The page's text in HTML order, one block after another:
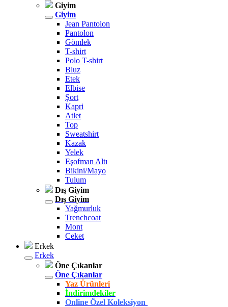
Giyim
Giyim
Jean Pantolon
Pantolon
Gömlek
T-shirt
Polo T-shirt
Bluz
Etek
Elbise
Şort
Kapri
Atlet
Top
Sweatshirt
Kazak
Yelek
Eşofman Altı
Bikini/Mayo
Tulum
Dış Giyim
Dış Giyim
Yağmurluk
Trenchcoat
Mont
Ceket
Erkek
Erkek
Öne Çıkanlar
Öne Çıkanlar
Yaz Ürünleri
İndirimdekiler
Online Özel Koleksiyon